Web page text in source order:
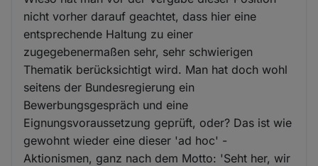
nicht vorher darauf geachtet, dass hier eine
entsprechende Haltung zu einer
zugegebenermaßen sehr, sehr schwierigen
Thematik berücksichtigt wird. Man hat doch wohl
seitens der Bundesregierung ein
Bewerbungsgespräch und eine
Eignungsvoraussetzung geprüft, oder? Das ist wie
gewohnt wieder eine dieser 'ad hoc' -
Aktionismen, ganz nach dem Motto: 'Seht her, wir